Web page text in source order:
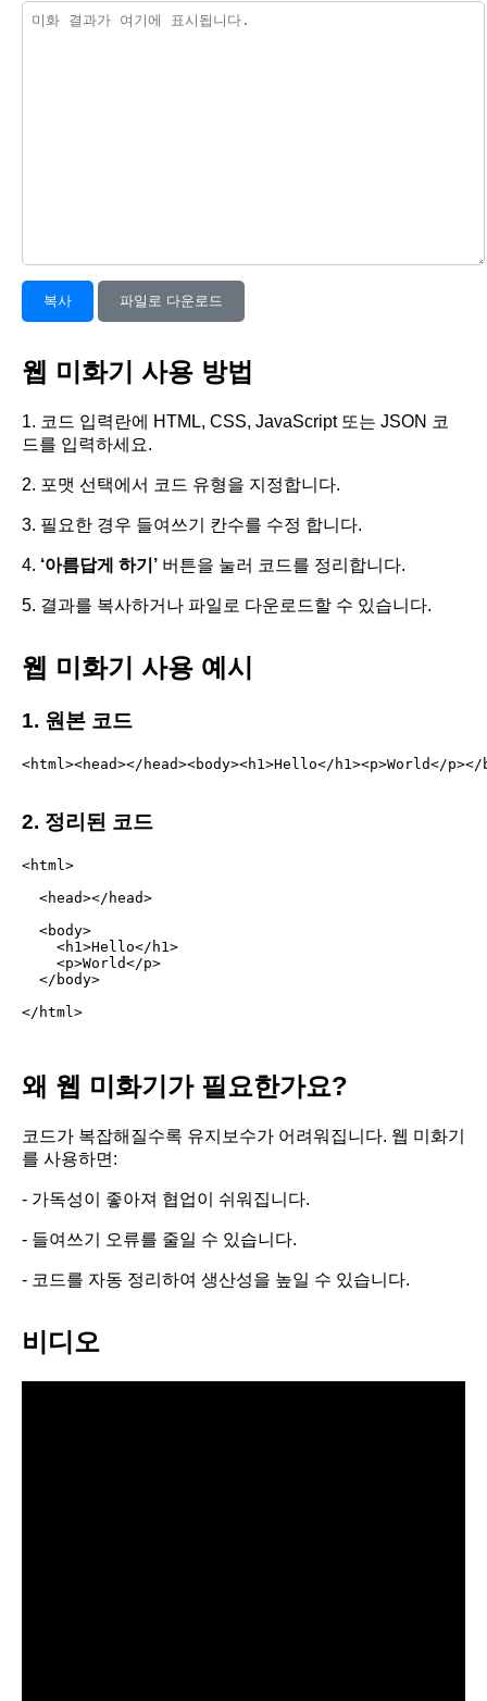
복사 파일로 다운로드
웹 미화기 사용 방법
1. 코드 입력란에 HTML, CSS, JavaScript 또는 JSON 코
드를 입력하세요.
2. 포맷 선택에서 코드 유형을 지정합니다.
3. 필요한 경우 들여쓰기 칸수를 수정 합니다.
4. ‘아름답게 하기’ 버튼을 눌러 코드를 정리합니다.
5. 결과를 복사하거나 파일로 다운로드할 수 있습니다.
웹 미화기 사용 예시
1. 원본 코드
<html><head></head><body><h1>Hello</h1><p>World</
2. 정리된 코드
<html>
  <head></head>
  <body>
    <h1>Hello</h1>
    <p>World</p>
  </body>
</html>
왜 웹 미화기가 필요한가요?
코드가 복잡해질수록 유지보수가 어려워집니다. 웹 미화기
를 사용하면:
- 가독성이 좋아져 협업이 쉬워집니다.
- 들여쓰기 오류를 줄일 수 있습니다.
- 코드를 자동 정리하여 생산성을 높일 수 있습니다.
비디오